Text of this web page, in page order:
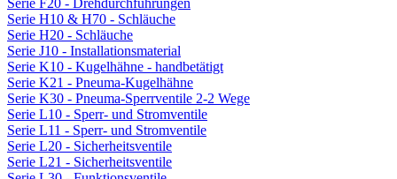
Serie F20 - Drehdurchführungen
Serie H10 & H70 - Schläuche
Serie H20 - Schläuche
Serie J10 - Installationsmaterial
Serie K10 - Kugelhähne - handbetätigt
Serie K21 - Pneuma-Kugelhähne
Serie K30 - Pneuma-Sperrventile 2-2 Wege
Serie L10 - Sperr- und Stromventile
Serie L11 - Sperr- und Stromventile
Serie L20 - Sicherheitsventile
Serie L21 - Sicherheitsventile